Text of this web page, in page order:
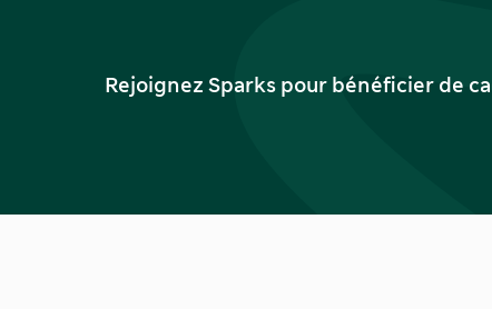
Rejoignez Sparks pour bénéficier de